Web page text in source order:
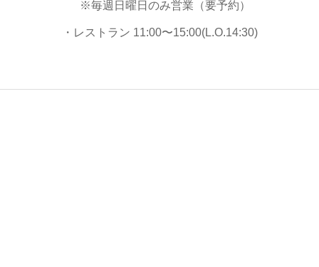
※毎週日曜日のみ営業（要予約）
・レストラン 11:00〜15:00(L.O.14:30)